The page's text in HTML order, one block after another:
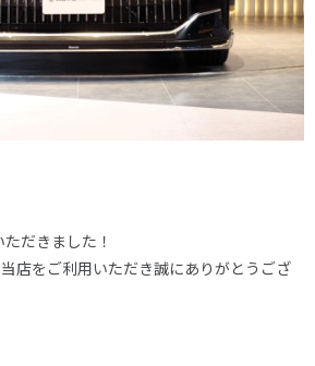
だきました！
店をご利用いただき誠にありがとうござ